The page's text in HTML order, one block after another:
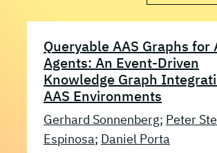
Queryable AAS Graphs for
Agents: An Event-Driven
Knowledge Graph
AAS Environments
Gerhard Sonnenberg; Peter
Espinosa; Daniel Porta